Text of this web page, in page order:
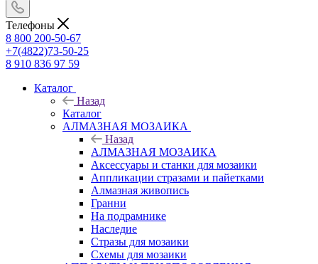
Телефоны
8 800 200-50-67
+7(4822)73-50-25
8 910 836 97 59
Каталог
Назад
Каталог
АЛМАЗНАЯ МОЗАИКА
Назад
АЛМАЗНАЯ МОЗАИКА
Аксессуары и станки для мозаики
Аппликации стразами и пайетками
Алмазная живопись
Гранни
На подрамнике
Наследие
Стразы для мозаики
Схемы для мозаики